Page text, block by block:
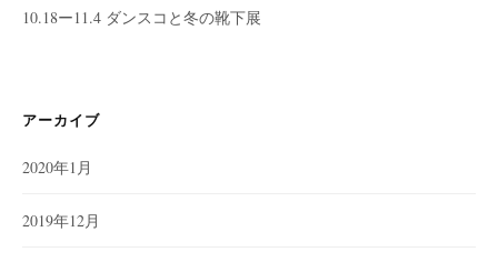
10.18ー11.4 ダンスコと冬の靴下展
アーカイブ
2020年1月
2019年12月